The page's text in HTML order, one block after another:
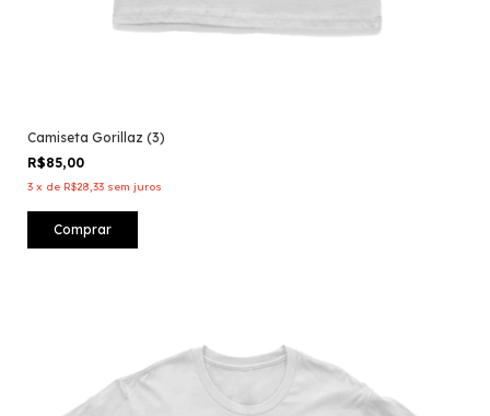
Camiseta Gorillaz (3)
R$85,00
3 x de R$28,33 sem juros
Comprar